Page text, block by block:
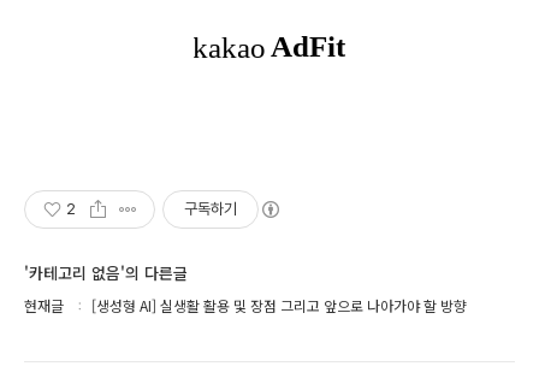
2 구독하기
'카테고리 없음'의 다른글
현재글 [생성형 AI] 실생활 활용 및 장점 그리고 앞으로 나아가야 할 방향